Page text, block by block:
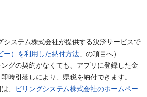
システム株式会社が提供する決済サービスで
ー）を利用した納付方法 」の項目へ）
グの契約がなくても、アプリに登録した金
時引落しにより、県税を納付できます。
、
ビリングシステム株式会社のホームペー